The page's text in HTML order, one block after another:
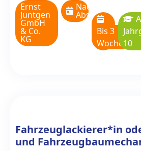
Ernst
Jüntgen
GmbH
& Co.
KG
Nach
Absprache
Bis 3
Wochen10
Fahrzeuglackierer*in
und